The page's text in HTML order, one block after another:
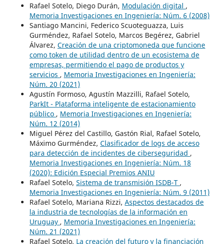
Rafael Sotelo, Diego Durán, Modulación digital ,
Memoria Investigaciones en Ingeniería: Núm. 6 (2008)
Santiago Mancini, Federico Scuoteguazza, Luis
Gurméndez, Rafael Sotelo, Marcos Begérez, Gabriel
Álvarez, Creación de una criptomoneda que funcione
como token de utilidad dentro de un ecosistema de
empresas, permitiendo el pago de productos y
servicios , Memoria Investigaciones en Ingeniería:
Núm. 20 (2021)
Agustín Formoso, Agustín Mazzilli, Rafael Sotelo,
ParkIt - Plataforma inteligente de estacionamiento
público , Memoria Investigaciones en Ingeniería:
Núm. 12 (2014)
Miguel Pérez del Castillo, Gastón Rial, Rafael Sotelo,
Máximo Gurméndez, Clasificador de logs de acceso
para detección de incidentes de ciberseguridad ,
Memoria Investigaciones en Ingeniería: Núm. 18
(2020): Edición Especial Premios ANIU
Rafael Sotelo, Sistema de transmisión ISDB-T ,
Memoria Investigaciones en Ingeniería: Núm. 9 (2011)
Rafael Sotelo, Mariana Rizzi, Aspectos destacados de
la industria de tecnologías de la información en
Uruguay , Memoria Investigaciones en Ingeniería:
Núm. 21 (2021)
Rafael Sotelo, La creación del futuro y la financiación